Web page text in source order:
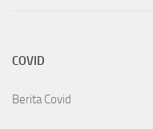
COVID
Berita Covid